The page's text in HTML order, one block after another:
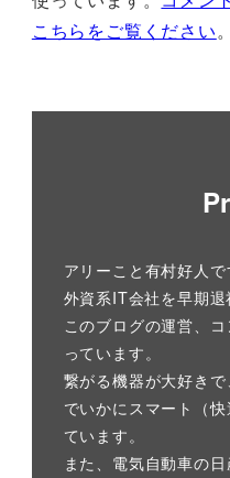
こちらをご覧ください。
アリーこと有村好人で
外資系IT会社を早期退
このブログの運営、
っています。
繋がる機器が大好き
でいかにスマート（
ています。
また、電気自動車の